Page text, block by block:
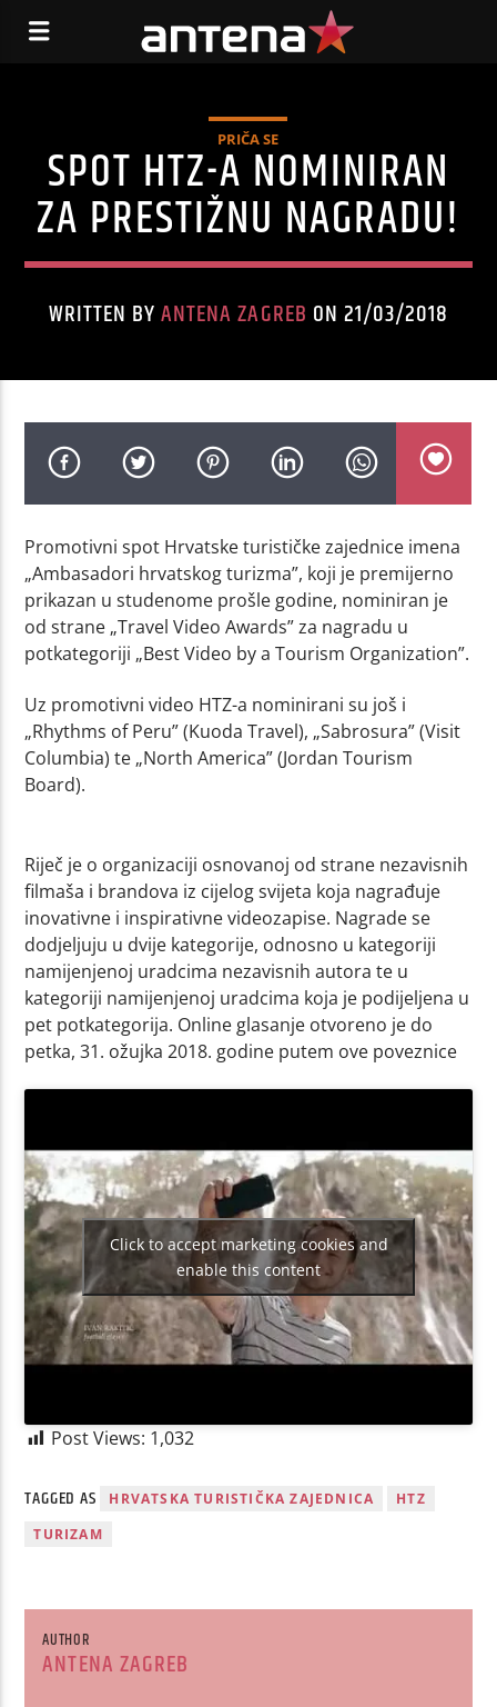
PRIČA SE
SPOT HTZ-A NOMINIRAN
ZA PRESTIŽNU NAGRADU!
WRITTEN BYANTENA ZAGREB ON 21/03/2018
Promotivni spot Hrvatske turističke zajednice imena
„Ambasadori hrvatskog turizma”, koji je premijerno
prikazan u studenome prošle godine, nominiran je
od strane „Travel Video Awards” za nagradu u
potkategoriji „Best Video by a Tourism Organization”.
Uz promotivni video HTZ-a nominirani su još i
„Rhythms of Peru” (Kuoda Travel), „Sabrosura” (Visit
Columbia) te „North America” (Jordan Tourism
Board).
Riječ je o organizaciji osnovanoj od strane nezavisnih
filmaša i brandova iz cijelog svijeta koja nagrađuje
inovativne i inspirativne videozapise. Nagrade se
dodjeljuju u dvije kategorije, odnosno u kategoriji
namijenjenoj uradcima nezavisnih autora te u
kategoriji namijenjenoj uradcima koja je podijeljena u
pet potkategorija. Online glasanje otvoreno je do
petka, 31. ožujka 2018. godine putem ove poveznice
Click to accept marketing cookies and
enable this content
Post Views: 1,032
TAGGED AS HRVATSKA TURISTIČKA ZAJEDNICA
HTZ
TURIZAM
AUTHOR
ANTENA ZAGREB